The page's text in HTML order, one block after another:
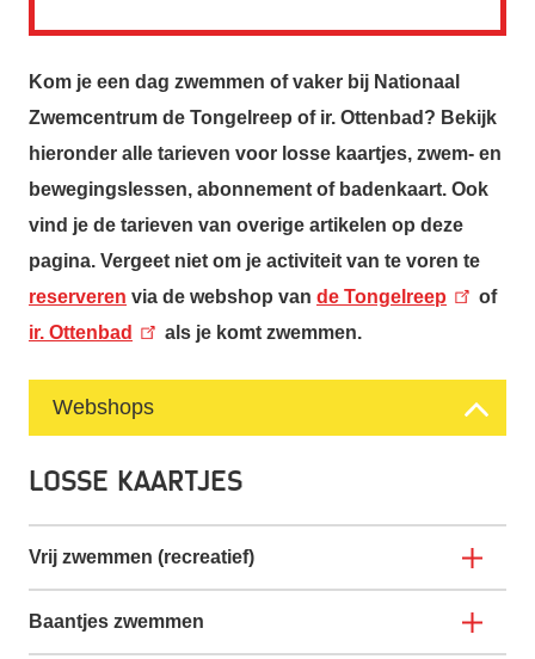
Kom je een dag zwemmen of vaker bij Nationaal
Zwemcentrum de Tongelreep of ir. Ottenbad? Bekijk
hieronder alle tarieven voor losse kaartjes, zwem- en
bewegingslessen, abonnement of badenkaart. Ook
vind je de tarieven van overige artikelen op deze
pagina. Vergeet niet om je activiteit van te voren te
reserveren via de webshop van de Tongelreep
of
ir. Ottenbad
als je komt zwemmen.
Webshops
Losse kaartjes
Vrij zwemmen (recreatief)
Baantjes zwemmen